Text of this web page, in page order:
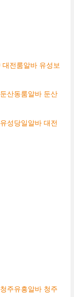
전룸알바 유성보
산동룸알바 둔산
성당일알바 대전
주유흥알바 청주